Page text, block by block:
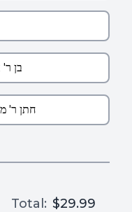
Total: $29.99